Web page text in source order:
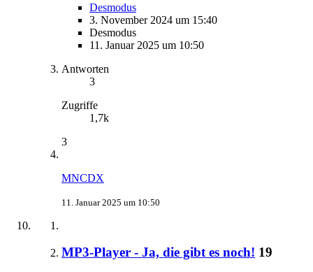
Desmodus
3. November 2024 um 15:40
Desmodus
11. Januar 2025 um 10:50
Antworten
3
Zugriffe
1,7k
3
MNCDX
11. Januar 2025 um 10:50
MP3-Player - Ja, die gibt es noch! 19